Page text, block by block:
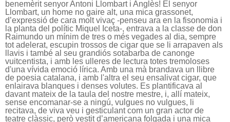
benemèrit senyor Antoni Llombart i Anglès! El senyor
Llombart, un home no gaire alt, una mica grassonet,
d’expressió de cara molt vivaç -penseu ara en la fisonomia i
la planta del polític Miquel Iceta-, entrava a la classe de don
Raimundo un mínim de tres o més vegades al dia, sempre
tot adelerat, escupin trossos de cigar que se li arrapaven als
llavis i també al seu grandiós sotabarba de canonge
vuitcentista, i amb les ulleres de lectura totes tremoloses
d'una vívida emoció lírica. Amb una mà brandava un llibre
de poesia catalana, i amb l'altra el seu ensalivat cigar, que
enlairava blanques i denses volutes. Es plantificava al
davant mateix de la taula del nostre mestre, i, allí mateix,
sense encomanar-se a ningú, vulgues no vulgues, li
recitava, de viva veu i gesticulant com un gran actor de
teatre clàssic, però vestit d’americana folgada i una mica